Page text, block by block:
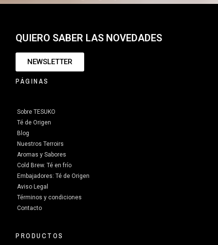
QUIERO SABER LAS NOVEDADES
NEWSLETTER
PÁGINAS
Sobre TESUKO
Té de Origen
Blog
Nuestros Terroirs
Aromas y Sabores
Cold Brew. Té en frío
Embajadores: Té de Origen
Aviso Legal
Términos y condiciones
Contacto
PRODUCTOS